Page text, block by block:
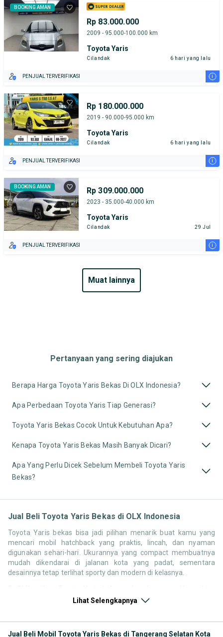
BOOKING AMAN
Rp 83.000.000
2009 - 95.000-100.000 km
Toyota Yaris
Cilandak 6 hari yang lalu
PENJUAL TERVERIFIKASI i
Rp 180.000.000
2019 - 90.000-95.000 km
Toyota Yaris
Cilandak 6 hari yang lalu
PENJUAL TERVERIFIKASI i
BOOKING AMAN Rp 309.000.000
2023 - 35.000-40.000 km
Toyota Yaris
Cilandak 29 Jul
PENJUAL TERVERIFIKASI i
muat lainnya
Pertanyaan yang sering diajukan
Berapa Harga Toyota Yaris Bekas Di OLX Indonesia?
Apa Perbedaan Toyota Yaris Tiap Generasi?
Toyota Yaris Bekas Cocok Untuk Kebutuhan Apa?
Kenapa Toyota Yaris Bekas Masih Banyak Dicari?
Apa Yang Perlu Dicek Sebelum Membeli Toyota Yaris
Bekas?
Jual Beli Toyota Yaris Bekas di OLX Indonesia
Toyota Yaris bekas bisa jadi pilihan menarik buat kamu yang
mencari mobil hatchback yang praktis, lincah, dan nyaman
digunakan sehari-hari. Ukurannya yang compact membuatnya
mudah dikendarai di jalanan kota yang padat, sementara
desainnya tetap terlihat sporty dan modern di kelasnya.
menemukan unit dari generasi lama dengan harga yang lebih
Lihat Selengkapnya
Jual Beli Mobil Toyota Yaris Bekas di Tangerang Selatan Kota